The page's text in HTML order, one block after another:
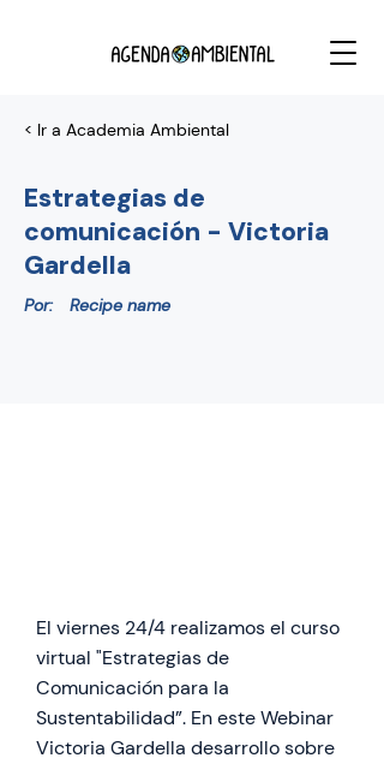
< Ir a Academia Ambiental
Estrategias de
comunicación - Victoria
Gardella
Por: Recipe name
El viernes 24/4 realizamos el curso
virtual "Estrategias de
Comunicación para la
Sustentabilidad”. En este Webinar
Victoria Gardella desarrollo sobre